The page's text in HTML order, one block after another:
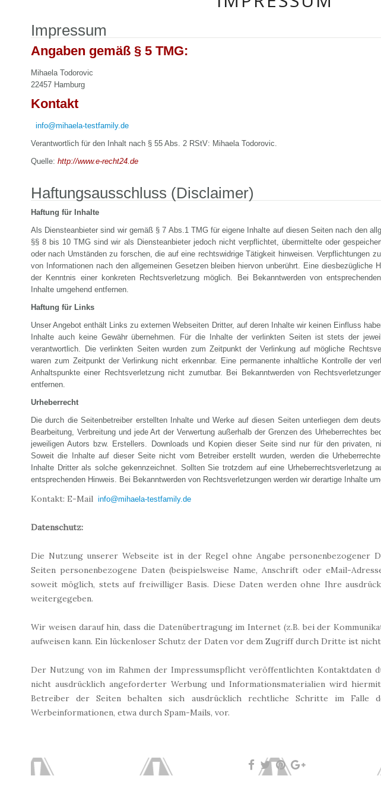
Impressum
Angaben gemäß § 5 TMG:
Mihaela Todorovic
22457 Hamburg
Kontakt
info@mihaela-testfamily.de
Verantwortlich für den Inhalt nach § 55 Abs. 2 RStV: Mihaela Todorovic.
Quelle: http://www.e-recht24.de
Haftungsausschluss (Disclaimer)
Haftung für Inhalte
Als Diensteanbieter sind wir gemäß § 7 Abs.1 TMG für eigene Inhalte auf diesen Seiten nach den
§§ 8 bis 10 TMG sind wir als Diensteanbieter jedoch nicht verpflichtet, übermittelte oder
oder nach Umständen zu forschen, die auf eine rechtswidrige Tätigkeit hinweisen. Verpflichtungen
von Informationen nach den allgemeinen Gesetzen bleiben hiervon unberührt. Eine diesbezügliche
der Kenntnis einer konkreten Rechtsverletzung möglich. Bei Bekanntwerden von
Inhalte umgehend entfernen.
Haftung für Links
Unser Angebot enthält Links zu externen Webseiten Dritter, auf deren Inhalte wir keinen Einfluss
Inhalte auch keine Gewähr übernehmen. Für die Inhalte der verlinkten Seiten ist stets der
verantwortlich. Die verlinkten Seiten wurden zum Zeitpunkt der Verlinkung auf mögliche
waren zum Zeitpunkt der Verlinkung nicht erkennbar. Eine permanente inhaltliche Kontrolle der
Anhaltspunkte einer Rechtsverletzung nicht zumutbar. Bei Bekanntwerden von
entfernen.
Urheberrecht
Die durch die Seitenbetreiber erstellten Inhalte und Werke auf diesen Seiten unterliegen dem
Bearbeitung, Verbreitung und jede Art der Verwertung außerhalb der Grenzen des Urheberrechtes
jeweiligen Autors bzw. Erstellers. Downloads und Kopien dieser Seite sind nur für den privaten,
Soweit die Inhalte auf dieser Seite nicht vom Betreiber erstellt wurden, werden die
Inhalte Dritter als solche gekennzeichnet. Sollten Sie trotzdem auf eine Urheberrechtsverletzung
entsprechenden Hinweis. Bei Bekanntwerden von Rechtsverletzungen werden wir derartige Inhalte
Kontakt: E-Mail info@mihaela-testfamily.de
Datenschutz:
Die Nutzung unserer Webseite ist in der Regel ohne Angabe personenbezogener
Seiten personenbezogene Daten (beispielsweise Name, Anschrift oder eMail-
soweit möglich, stets auf freiwilliger Basis. Diese Daten werden ohne Ihre
weitergegeben.
Wir weisen darauf hin, dass die Datenübertragung im Internet (z.B. bei der
aufweisen kann. Ein lückenloser Schutz der Daten vor dem Zugriff durch Dritte ist
Der Nutzung von im Rahmen der Impressumspflicht veröffentlichten Kontaktdaten
nicht ausdrücklich angeforderter Werbung und Informationsmaterialien wird
Betreiber der Seiten behalten sich ausdrücklich rechtliche Schritte im Falle
Werbeinformationen, etwa durch Spam-Mails, vor.